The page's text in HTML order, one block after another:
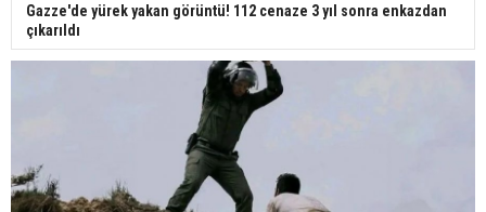
Gazze'de yürek yakan görüntü! 112 cenaze 3 yıl sonra enkazdan
çıkarıldı